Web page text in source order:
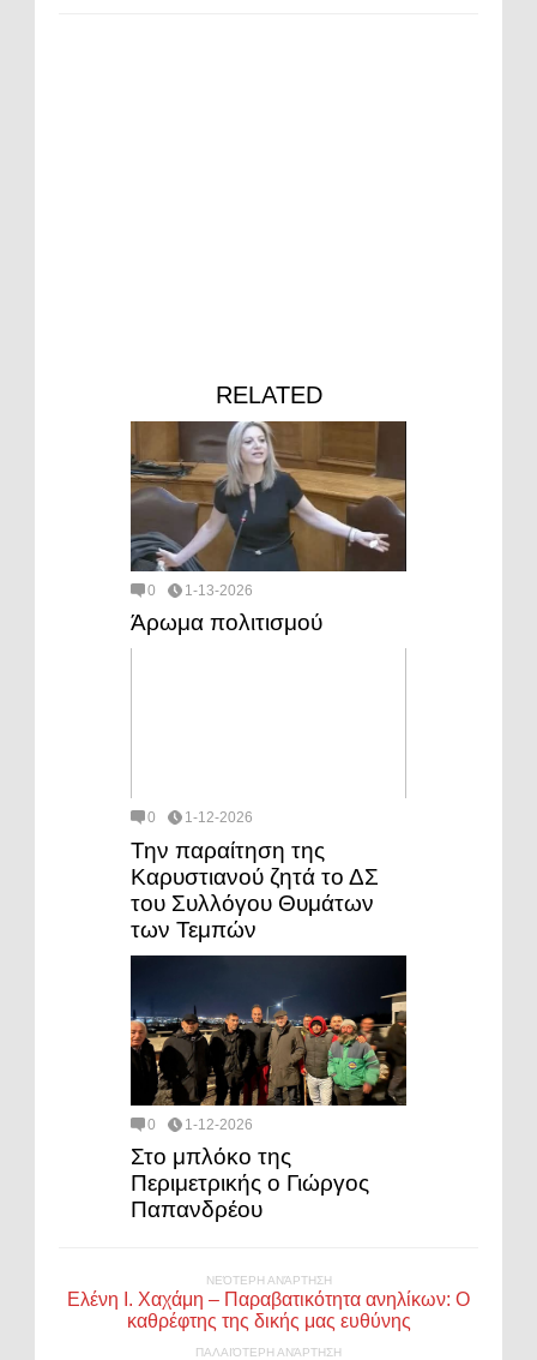
RELATED
0 1-13-2026
Άρωμα πολιτισμού
0 1-12-2026
Την παραίτηση της
Καρυστιανού ζητά το ΔΣ
του Συλλόγου Θυμάτων
των Τεμπών
0 1-12-2026
Στο μπλόκο της
Περιμετρικής ο Γιώργος
Παπανδρέου
ΝΕΌΤΕΡΗ ΑΝΆΡΤΗΣΗ
Ελένη Ι. Χαχάμη – Παραβατικότητα ανηλίκων: Ο
καθρέφτης της δικής μας ευθύνης
ΠΑΛΑΙΌΤΕΡΗ ΑΝΆΡΤΗΣΗ